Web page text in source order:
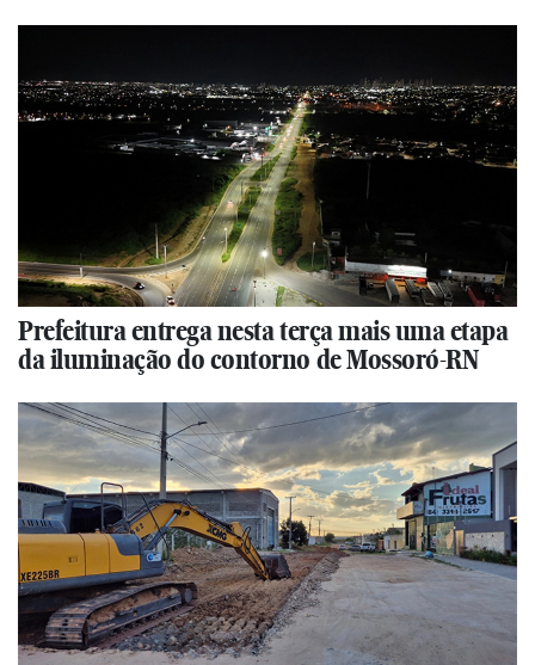
Prefeitura entrega nesta terça mais uma etapa
da iluminação do contorno de Mossoró-RN